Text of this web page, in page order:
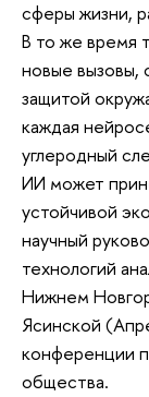
сферы жизни,
В то же время
новые вызовы,
защитой
каждая
углеродный
ИИ может
устойчивой
научный
технологий
Нижнем
Ясинской
конференции
общества.